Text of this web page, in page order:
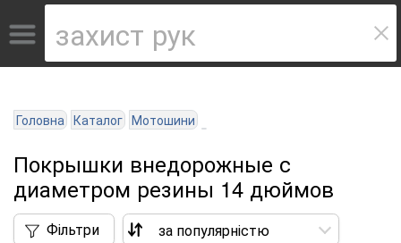
Головна Каталог Мотошини
Покрышки внедорожные с
диаметром резины 14 дюймов
Фільтри